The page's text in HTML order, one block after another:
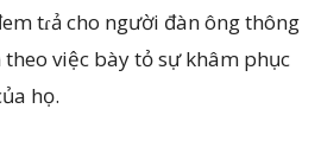
tɾả cho người đàn ông thông
việc bày tỏ sự khâm phục
họ.